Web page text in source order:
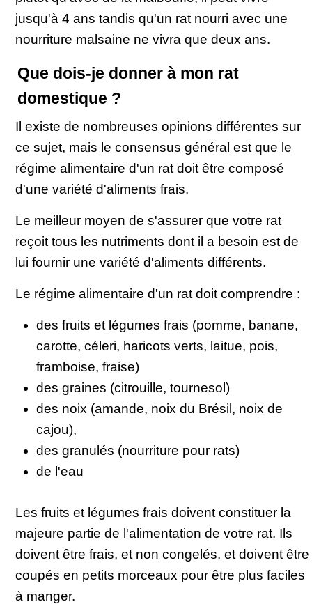
jusqu'à 4 ans tandis qu'un rat nourri avec une
nourriture malsaine ne vivra que deux ans.
Que dois-je donner à mon rat
domestique ?
Il existe de nombreuses opinions différentes sur
ce sujet, mais le consensus général est que le
régime alimentaire d'un rat doit être composé
d'une variété d'aliments frais.
Le meilleur moyen de s'assurer que votre rat
reçoit tous les nutriments dont il a besoin est de
lui fournir une variété d'aliments différents.
Le régime alimentaire d'un rat doit comprendre :
des fruits et légumes frais (pomme, banane,
carotte, céleri, haricots verts, laitue, pois,
framboise, fraise)
des graines (citrouille, tournesol)
des noix (amande, noix du Brésil, noix de
cajou),
des granulés (nourriture pour rats)
de l'eau
Les fruits et légumes frais doivent constituer la
majeure partie de l'alimentation de votre rat. Ils
doivent être frais, et non congelés, et doivent être
coupés en petits morceaux pour être plus faciles
à manger.